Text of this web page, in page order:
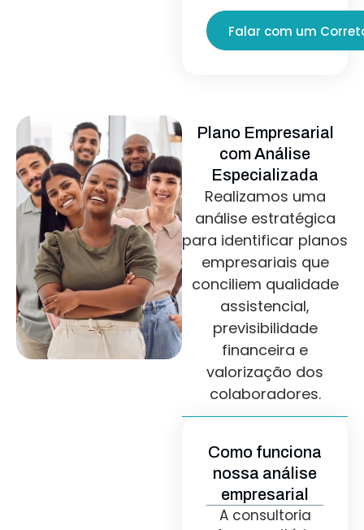
Falar com um
Plano Empresarial
com Análise
Especializada
Realizamos uma
análise estratégica
para identificar planos
empresariais que
conciliem qualidade
assistencial,
previsibilidade
financeira e
valorização dos
colaboradores.
Como funciona
nossa análise
empresarial
A consultoria